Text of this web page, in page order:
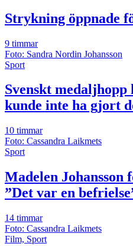
Strykning öppnade
9 timmar
Foto: Sandra Nordin Johansson
Sport
Svenskt
kunde inte ha gjort
10 timmar
Foto: Cassandra Laikmets
Sport
Madelen
”Det var en
14 timmar
Foto: Cassandra Laikmets
Film, Sport